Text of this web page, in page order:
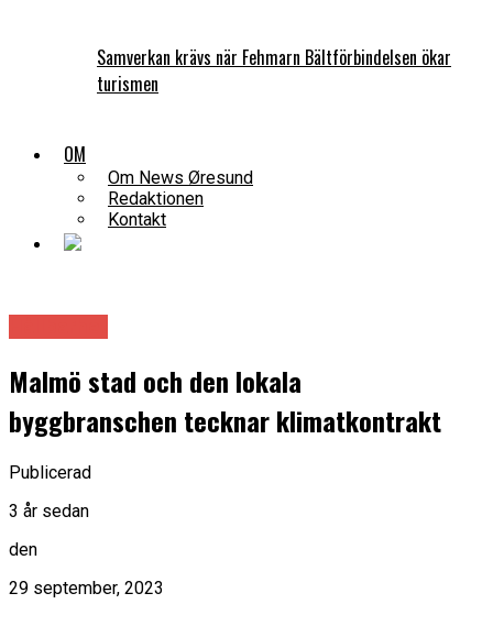
Samverkan krävs när Fehmarn Bältförbindelsen ökar
turismen
OM
Om News Øresund
Redaktionen
Kontakt
Malmö stad och den lokala
byggbranschen tecknar klimatkontrakt
Publicerad
3 år sedan
den
29 september, 2023